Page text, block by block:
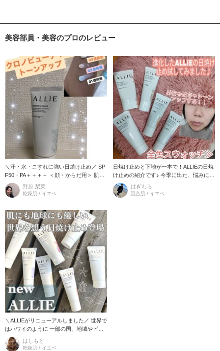
美容部員・美容のプロのレビュー
＼汗・水・こすれに強い日焼け止め／ SP
F50・PA＋＋＋＋ ＜顔・からだ用＞ 肌を
明るくみせるトーンアップ タイプ 下地
効果もあるので日焼け止
野原 梨菜
乾燥肌 / イエベ
日焼け止めと下地が一本で！ALLIEの日焼
け止めの紹介です♪ 今季に出た、悩みにあ
わせて選べる色付きタイプが3種類、顔に
も体にも塗れるトーンアッ
はぎわら
混合肌 / イエベ
＼ALLIEがリニューアルしました／ 世界で
はハワイのように 一部の国、地域やビー
チで特定の成分を含む日焼け止めの持ち
込みや販売が規制されてい
はしもと
乾燥肌 / イエベ